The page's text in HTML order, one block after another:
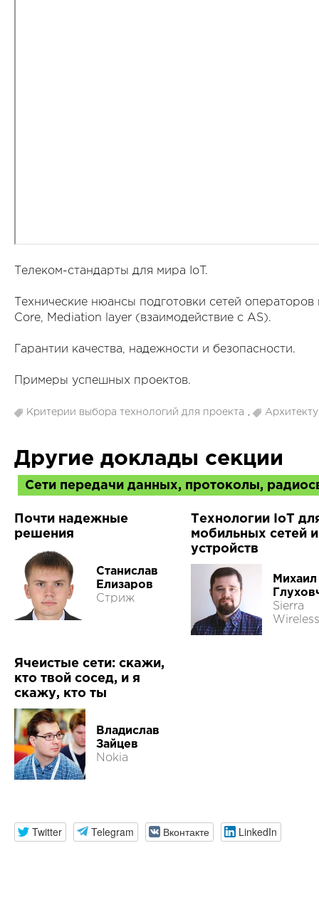
Телеком-стандарты для мира IoT.
Технические нюансы подготовки сетей
Core, Mediation layer (взаимодействие с AS).
Гарантии качества, надежности и безопасности.
Примеры успешных проектов.
Критерии выбора технологий для проекта
Другие доклады секции
Сети передачи данных, протоколы,
Почти надежные
решения
Станислав
Елизаров
Стриж
Технологии IoT
мобильных сетей и
устройств
Михаил
Sierra
Wireless
Ячеистые сети: скажи,
кто твой сосед, и я
скажу, кто ты
Владислав
Зайцев
Nokia
Twitter Telegram Вконтакте LinkedIn